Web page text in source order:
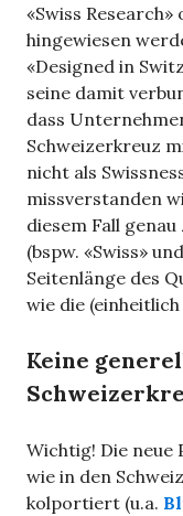
«Swiss
hingewiesen
«Designed in
seine damit
dass
Schweizerkreuz
nicht als
missverstanden
diesem Fall
(bspw. «Swiss»
Seitenlänge des
wie die
Keine
Wichtig! Die neue
wie in den
kolportiert (u.a.